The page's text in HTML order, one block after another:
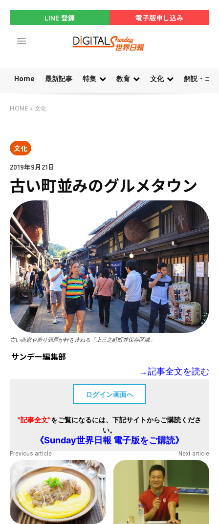
LINE 登録 電子版申し込み
Home 最新記事 特集 教育 文化 解説・コ
HOME 文化
文化
2019年9月21日
古い町並みのグルメタウン
古い商家や造り酒屋が軒を連ねる「上三之町町並保存区域」
サンデー編集部
→記事全文を読む
ログイン画面へ
"記事全文"をご覧になるには、下記サイトからご購読くださ
い。
《Sunday世界日報 電子版をご購読》
Previous article Next article